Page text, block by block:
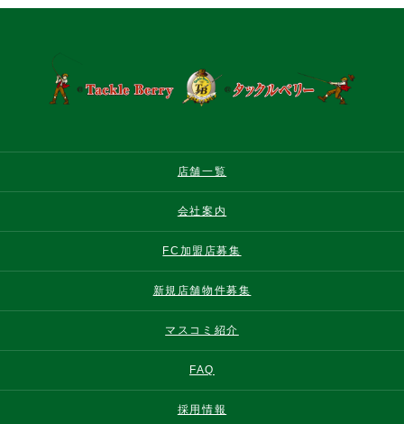
店舗一覧
会社案内
FC加盟店募集
新規店舗物件募集
マスコミ紹介
FAQ
採用情報